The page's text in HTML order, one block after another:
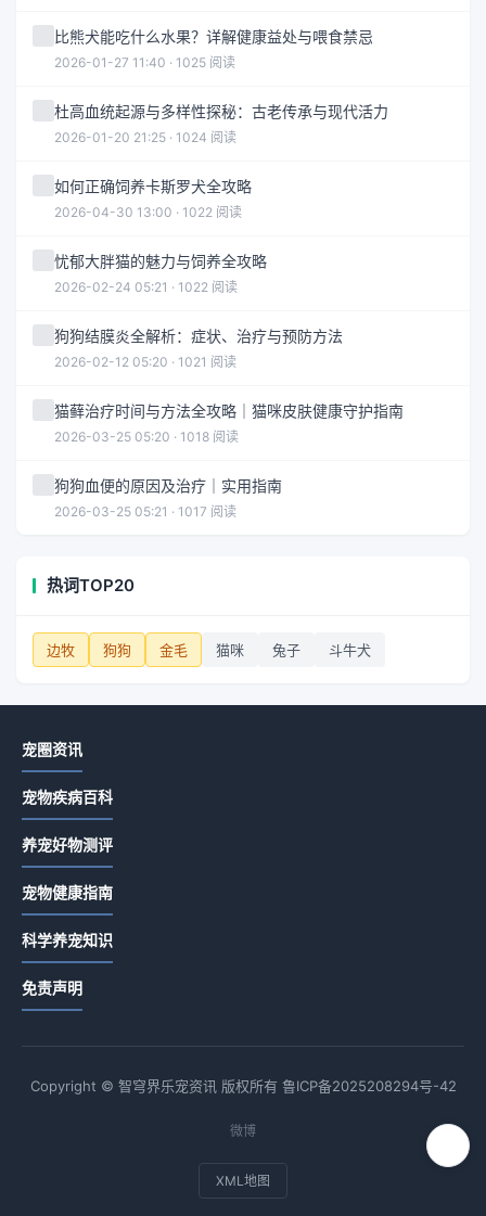
比熊犬能吃什么水果？详解健康益处与喂食禁忌
2026-01-27 11:40 · 1025 阅读
杜高血统起源与多样性探秘：古老传承与现代活力
2026-01-20 21:25 · 1024 阅读
如何正确饲养卡斯罗犬全攻略
2026-04-30 13:00 · 1022 阅读
忧郁大胖猫的魅力与饲养全攻略
2026-02-24 05:21 · 1022 阅读
狗狗结膜炎全解析：症状、治疗与预防方法
2026-02-12 05:20 · 1021 阅读
猫藓治疗时间与方法全攻略｜猫咪皮肤健康守护指南
2026-03-25 05:20 · 1018 阅读
狗狗血便的原因及治疗｜实用指南
2026-03-25 05:21 · 1017 阅读
热词TOP20
边牧 狗狗 金毛 猫咪 兔子 斗牛犬
宠圈资讯
宠物疾病百科
养宠好物测评
宠物健康指南
科学养宠知识
免责声明
Copyright © 智穹界乐宠资讯 版权所有 鲁ICP备2025208294号-42
微博
XML地图